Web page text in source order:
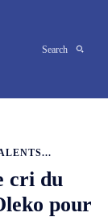
Search
cri du
pour